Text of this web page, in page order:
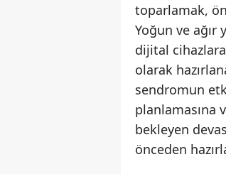
toparlamak,
Yoğun ve ağır
dijital cihazlara
olarak
sendromun
planlamasına
bekleyen
önceden